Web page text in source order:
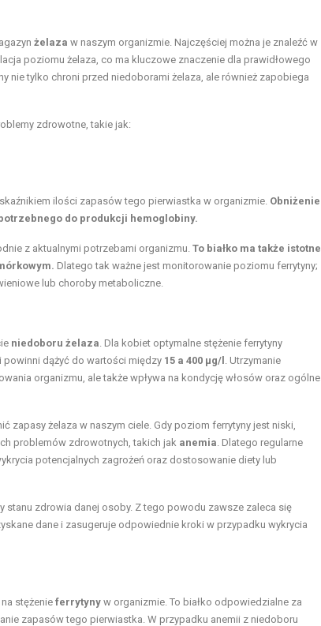
żelaza w naszym organizmie. Najczęściej można je znaleźć w
poziomu żelaza, co ma kluczowe znaczenie dla prawidłowego
nie tylko chroni przed niedoborami żelaza, ale również zapobiega
zdrowotne, takie jak:
ilości zapasów tego pierwiastka w organizmie. Obniżenie
do produkcji hemoglobiny.
z aktualnymi potrzebami organizmu. To białko ma także istotne
Dlatego tak ważne jest monitorowanie poziomu ferrytyny;
lub choroby metaboliczne.
niedoboru żelaza . Dla kobiet optymalne stężenie ferrytyny
powinni dążyć do wartości między 15 a 400 μg/l . Utrzymanie
organizmu, ale także wpływa na kondycję włosów oraz ogólne
zapasy żelaza w naszym ciele. Gdy poziom ferrytyny jest niski,
problemów zdrowotnych, takich jak anemia . Dlatego regularne
potencjalnych zagrożeń oraz dostosowanie diety lub
stanu zdrowia danej osoby. Z tego powodu zawsze zaleca się
dane i zasugeruje odpowiednie kroki w przypadku wykrycia
na stężenieferrytyny w organizmie. To białko odpowiedzialne za
zapasów tego pierwiastka. W przypadku anemii z niedoboru